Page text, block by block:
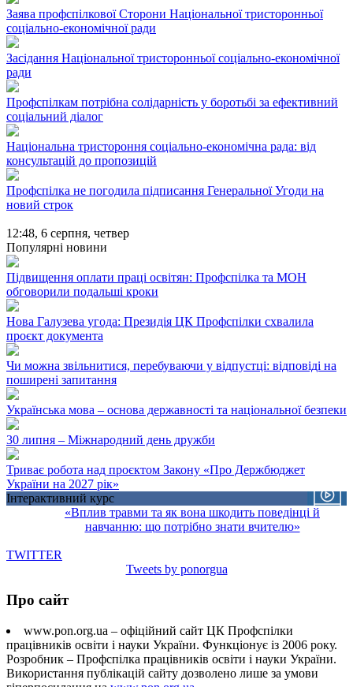
Заява профспілкової Сторони Національної тристоронньої
соціально-економічної ради
Засідання Національної тристоронньої соціально-економічної
ради
Профспілкам потрібна солідарність у боротьбі за ефективний
соціальний діалог
Національна тристороння соціально-економічна рада: від
консультацій до пропозицій
Профспілка не погодила підписання Генеральної Угоди на
новий строк
12:48, 6 серпня, четвер
Популярні новини
Підвищення оплати праці освітян: Профспілка та МОН
обговорили подальші кроки
Нова Галузева угода: Президія ЦК Профспілки схвалила
проєкт документа
Чи можна звільнитися, перебуваючи у відпустці: відповіді на
поширені запитання
Українська мова – основа державності та національної безпеки
30 липня – Міжнародний день дружби
Триває робота над проєктом Закону «Про Держбюджет
України на 2027 рік»
Інтерактивний курс
«Вплив травми та як вона шкодить поведінці й
навчанню: що потрібно знати вчителю»
TWITTER
Tweets by ponorgua
Про сайт
www.pon.org.ua – офіційний сайт ЦК Профспілки
працівників освіти і науки України. Функціонує із 2006 року.
Розробник – Профспілка працівників освіти і науки України.
Використання публікацій сайту дозволено лише за умови